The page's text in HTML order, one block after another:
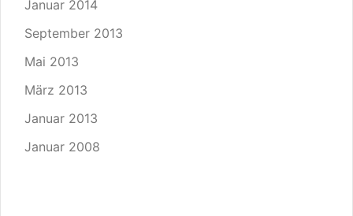
Januar 2014
September 2013
Mai 2013
März 2013
Januar 2013
Januar 2008